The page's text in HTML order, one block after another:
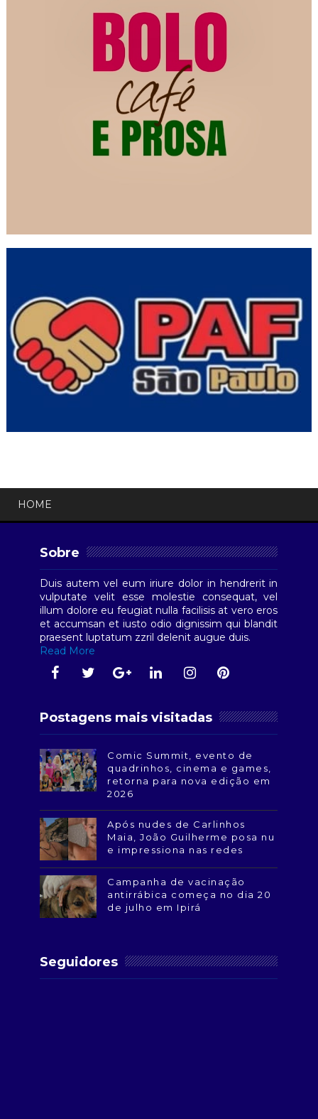
HOME
Sobre
Duis autem vel eum iriure dolor in hendrerit in
vulputate velit esse molestie consequat, vel
illum dolore eu feugiat nulla facilisis at vero eros
et accumsan et iusto odio dignissim qui blandit
praesent luptatum zzril delenit augue duis.
Read More
Postagens mais visitadas
Comic Summit, evento de
quadrinhos, cinema e games,
retorna para nova edição em
2026
Após nudes de Carlinhos
Maia, João Guilherme posa nu
e impressiona nas redes
Campanha de vacinação
antirrábica começa no dia 20
de julho em Ipirá
Seguidores